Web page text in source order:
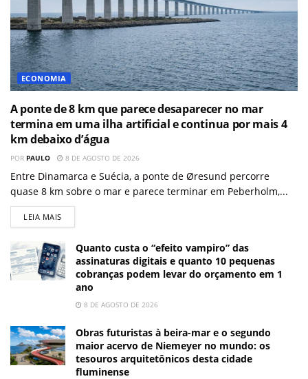
ECONOMIA
A ponte de 8 km que parece desaparecer no mar
termina em uma ilha artificial e continua por mais 4
km debaixo d’água
POR PAULO 8 DE AGOSTO DE 2026
Entre Dinamarca e Suécia, a ponte de Øresund percorre
quase 8 km sobre o mar e parece terminar em Peberholm,...
LEIA MAIS
Quanto custa o “efeito vampiro” das
assinaturas digitais e quanto 10 pequenas
cobranças podem levar do orçamento em 1
ano
8 DE AGOSTO DE 2026
Obras futuristas à beira-mar e o segundo
maior acervo de Niemeyer no mundo: os
tesouros arquitetônicos desta cidade
fluminense